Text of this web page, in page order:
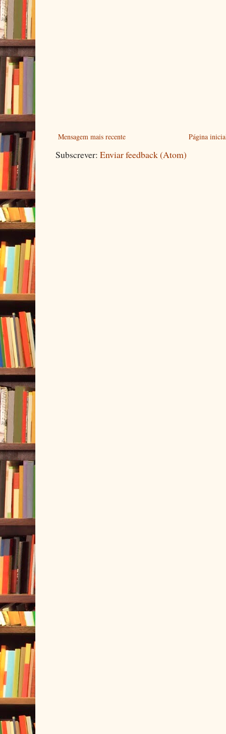
Mensagem mais recente Página
Subscrever: Enviar feedback (Atom)